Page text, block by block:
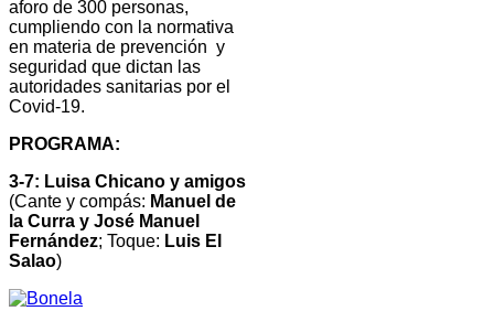
aforo de 300 personas,
cumpliendo con la normativa
en materia de prevención y
seguridad que dictan las
autoridades sanitarias por el
Covid-19.
PROGRAMA:
3-7: Luisa Chicano y amigos
(Cante y compás: Manuel de
la Curra y José Manuel
Fernández; Toque: Luis El
Salao)